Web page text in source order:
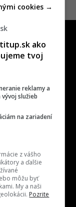
ako
tvoj
reklamy a
služieb
na zariadení
z vášho
a ďalšie
môžu byť
My a naši
Pozrite
cookies →